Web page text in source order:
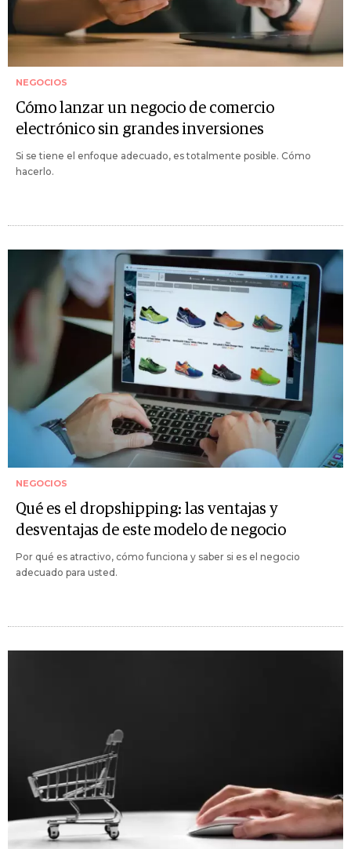
NEGOCIOS
Cómo lanzar un negocio de comercio
electrónico sin grandes inversiones
Si se tiene el enfoque adecuado, es totalmente posible. Cómo
hacerlo.
NEGOCIOS
Qué es el dropshipping: las ventajas y
desventajas de este modelo de negocio
Por qué es atractivo, cómo funciona y saber si es el negocio
adecuado para usted.